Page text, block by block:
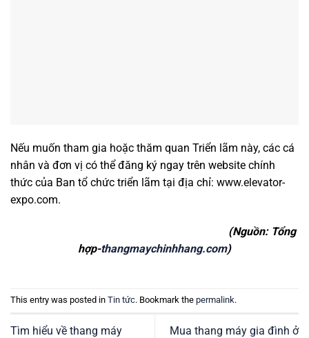
Nếu muốn tham gia hoặc thăm quan Triển lãm này, các cá
nhân và đơn vị có thể đăng ký ngay trên website chính
thức của Ban tổ chức triển lãm tại địa chỉ: www.elevator-
expo.com.
(Nguồn: Tổng
hợp-thangmaychinhhang.com)
This entry was posted in Tin tức. Bookmark the permalink.
Tìm hiểu về thang máy
Mua thang máy gia đình ở